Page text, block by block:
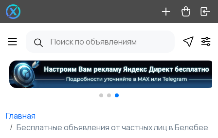
Главная
Бесплатные объявления от частных лиц в Белебее